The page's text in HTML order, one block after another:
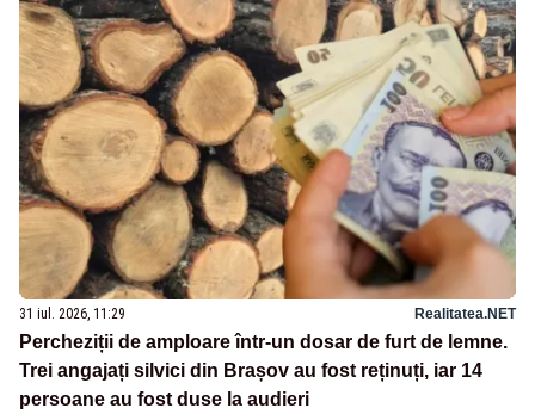
31 iul. 2026, 11:29 Realitatea.NET
Percheziții de amploare într-un dosar de furt de lemne.
Trei angajați silvici din Brașov au fost reținuți, iar 14
persoane au fost duse la audieri